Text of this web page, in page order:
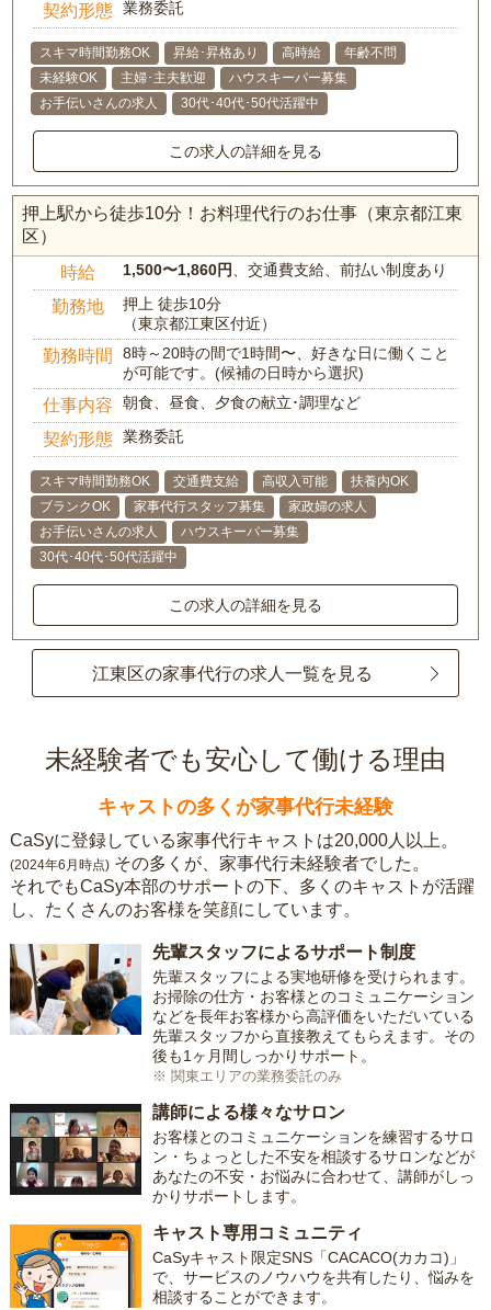
契約形態 業務委託
スキマ時間勤務OK 昇給･昇格あり 高時給
年齢不問
未経験OK
主婦･主夫歓迎
ハウスキーパー募集
お手伝いさんの求人
30代･40代･50代活躍中
この求人の詳細を見る
押上駅から徒歩10分！お料理代行のお仕事（東京都江東
区）
時給 1,500〜1,860円 、交通費支給、前払い制度あり
勤務地
押上 徒歩10分
（東京都江東区付近）
勤務時間
8時～20時の間で1時間〜、好きな日に働くこと
が可能です。(候補の日時から選択)
仕事内容 朝食、昼食、夕食の献立･調理など
契約形態 業務委託
スキマ時間勤務OK 交通費支給 高収入可能
扶養内OK
ブランクOK
家事代行スタッフ募集
家政婦の求人
お手伝いさんの求人
ハウスキーパー募集
30代･40代･50代活躍中
この求人の詳細を見る
江東区の家事代行の求人一覧を見る
未経験者でも安心して働ける理由
キャストの多くが家事代行未経験
CaSyに登録している家事代行キャストは20,000人以上。
(2024年6月時点) その多くが、家事代行未経験者でした。
それでもCaSy本部のサポートの下、多くのキャストが活躍
し、たくさんのお客様を笑顔にしています。
先輩スタッフによるサポート制度
先輩スタッフによる実地研修を受けられます。
お掃除の仕方・お客様とのコミュニケーション
などを長年お客様から高評価をいただいている
先輩スタッフから直接教えてもらえます。その
後も1ヶ月間しっかりサポート。
※ 関東エリアの業務委託のみ
講師による様々なサロン
お客様とのコミュニケーションを練習するサロ
ン・ちょっとした不安を相談するサロンなどが
あなたの不安・お悩みに合わせて、講師がしっ
かりサポートします。
キャスト専用コミュニティ
CaSyキャスト限定SNS「CACACO(カカコ)」
で、サービスのノウハウを共有したり、悩みを
相談することができます。